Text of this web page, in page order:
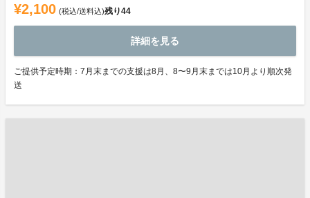
¥2,100 (税込/送料込)残り44
詳細を見る
ご提供予定時期：7月末までの支援は8月、8〜9月末までは10月より順次発
送